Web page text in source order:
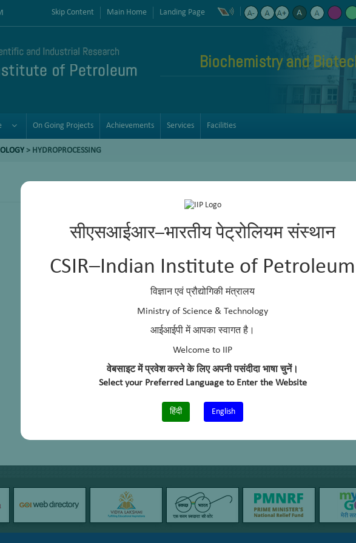
सीएसआईआर–भारतीय पेट्रोलियम संस्थान
CSIR–Indian Institute of Petroleum
विज्ञान एवं प्रौद्योगिकी मंत्रालय
Ministry of Science & Technology
आईआईपी में आपका स्वागत है।
Welcome to IIP
वेबसाइट में प्रवेश करने के लिए अपनी पसंदीदा भाषा चुनें।
Select your Preferred Language to Enter the Website
हिंदी English
Skip Content Main Home Landing Page
Biochemistry and
On Going Projects Achievements Services Facilities
> HYDROPROCESSING